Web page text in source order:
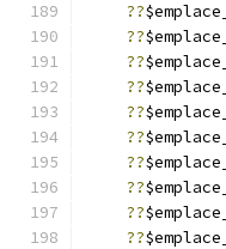
??
??
??
??
??
??
??
??
??
??